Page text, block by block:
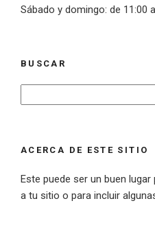
Sábado y domingo: de 11:00
BUSCAR
for:
ACERCA DE ESTE SITIO
Este puede ser un buen
a tu sitio o para incluir